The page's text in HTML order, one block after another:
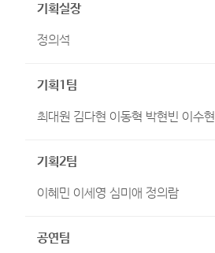
기획실장
정의석
기획1팀
최대원 김다현 이동혁 박현빈 이수현
기획2팀
이혜민 이세영 심미애 정의람
공연팀